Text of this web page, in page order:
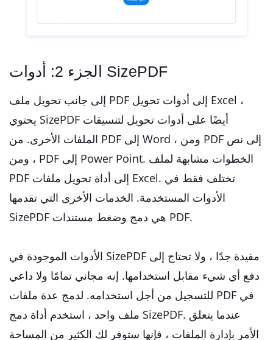
الجزء 2: أدوات SizePDF
إلى جانب تحويل ملف PDF إلى أدوات تحويل Excel ،
يحتوي SizePDF أيضًا على أدوات تحويل لتنسيقات
الملفات الأخرى. من PDF إلى Word ، ومن PDF إلى نص
، ومن PDF إلى Power Point. الخطوات مشابهة لملف
PDF إلى أداة تحويل ملفات Excel. تختلف فقط في
الأدوات المستخدمة. الخدمات الأخرى التي تقدمها
SizePDF هي دمج وضغط مستندات PDF.
الأدوات الموجودة في SizePDF مفيدة جدًا ، ولا تحتاج إلى
دفع أي شيء مقابل استخدامها. إنه مجاني تمامًا ولا داعي
للتسجيل من أجل استخدامه. لدمج عدة ملفات PDF في
ملف واحد ، استخدم أداة دمج SizePDF. عندما يتعلق
الأمر بإدارة الملفات ، فإنها ستوفر لك الكثير من المساحة